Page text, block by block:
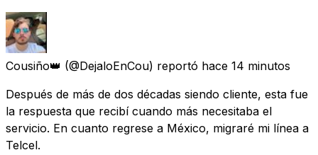
Cousiño👑 (@DejaloEnCou) reportó hace 14 minutos
Después de más de dos décadas siendo cliente, esta fue
la respuesta que recibí cuando más necesitaba el
servicio. En cuanto regrese a México, migraré mi línea a
Telcel.